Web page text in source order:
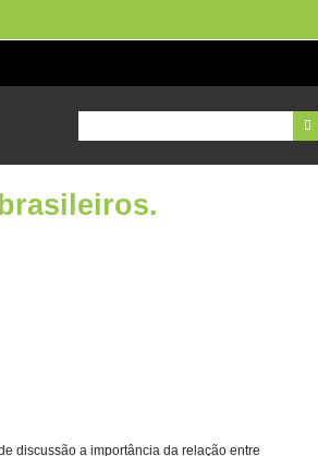
discussão a importância da relação entre